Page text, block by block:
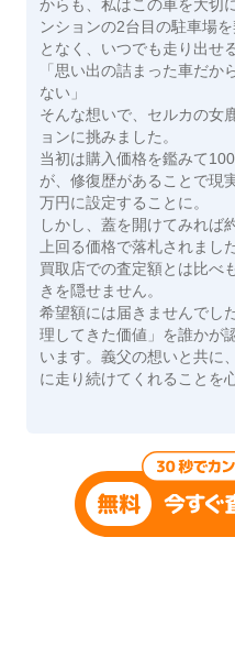
からも、私はこの車を大切
ンションの2台目の駐車場
となく、いつでも走り出せ
「思い出の詰まった車だか
ない」
そんな想いで、セルカの女
ョンに挑みました。
当初は購入価格を鑑みて
が、修復歴があることで現
万円に設定することに。
しかし、蓋を開けてみれば
上回る価格で落札されました
買取店での査定額とは比べ
きを隠せません。
希望額には届きませんでし
理してきた価値」を誰かが
います。義父の想いと共に
に走り続けてくれることを